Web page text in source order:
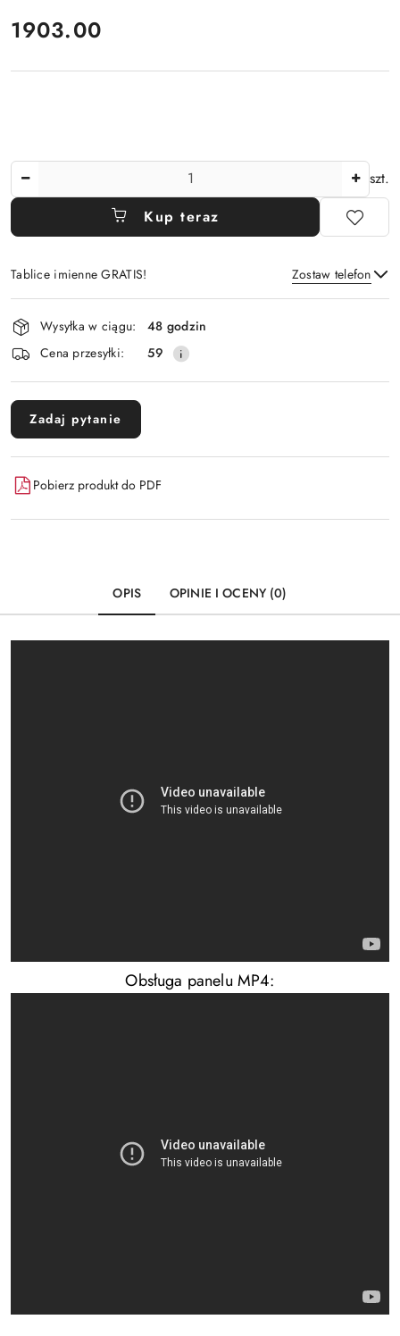
cena:
1903.00
szt.
Kup teraz
Tablice imienne GRATIS! Zostaw telefon
Wyślij
Dostępność
i
dostawa
Wysyłka w ciągu:
48 godzin
Cena przesyłki:
59
Zadaj pytanie
Pobierz produkt do PDF
OPIS OPINIE I OCENY (0)
Obsługa panelu MP4: